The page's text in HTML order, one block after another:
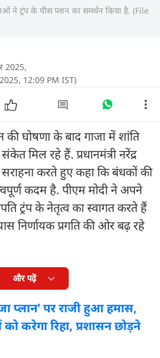
ने ट्रंप के पीस प्लान का समर्थन किया है. (File
2025,
12:09 PM IST)
की घोषणा के बाद गाजा में शांति
मिल रहे हैं. प्रधानमंत्री नरेंद्र
सराहना करते हुए कहा कि बंधकों की
कदम है. पीएम मोदी ने अपने
ट्रंप के नेतृत्व का स्वागत करते हैं
निर्णायक प्रगति की ओर बढ़ रहे
और पढ़ें
प्लान' पर राजी हुआ हमास,
करेगा रिहा, प्रशासन छोड़ने